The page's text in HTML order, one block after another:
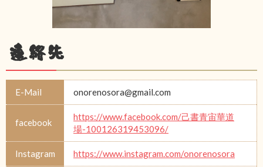
連絡先
E-Mail onorenosora@gmail.com
facebook
https://www.facebook.com/己書青宙華道
場-100126319453096/
Instagram https://www.instagram.com/onorenosora